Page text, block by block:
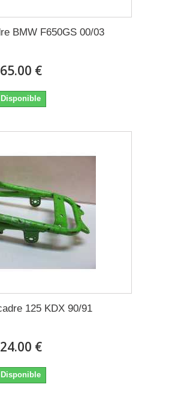
BMW F650GS 00/03
65.00 €
Disponible
125 KDX 90/91
24.00 €
Disponible